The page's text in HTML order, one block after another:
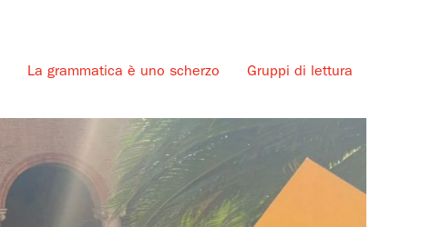
La grammatica è uno scherzo Gruppi di lettura